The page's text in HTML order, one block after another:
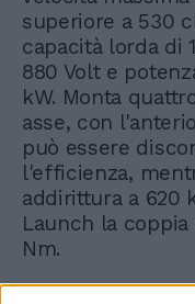
superiore a 530
capacità lorda di
880 Volt e
kW. Monta
asse, con
può essere
l'efficienza,
addirittura a 620
Launch la
Nm.